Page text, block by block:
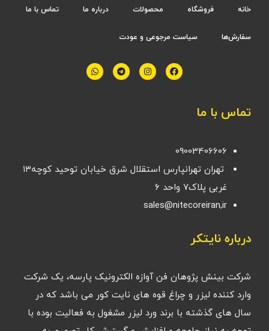
خانه فروشگاه محصولات درباره ما تماس با ما
سفارش‌ها سیاست مرجوعی و عودت
تماس با ما
09003406606
تهران تهرانپارس استقلال شرق خیابان توحید کوچه۱۳
غربی پلاک۷ واحد ۶
sales@nitecoreiran,ir
درباره نایتکر
شرکت بینش پژوهان فن آوازه الکترونیک پارسه، یک شرکت
وارد کننده لیزر و چراغ قوه های نایت کور می باشد که در
سال های گذشته با برند ورد لیزر مشغول به فعالیت بوده با